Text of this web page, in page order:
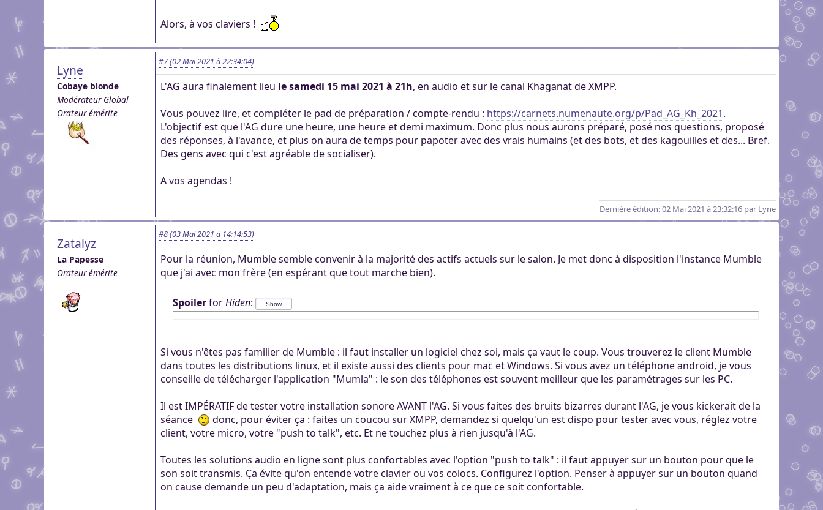
Alors, à vos claviers !
Lyne
Cobaye blonde
Modérateur Global
Orateur émérite
#7(02 Mai 2021 à 22:34:04)
L'AG aura finalement lieu le samedi 15 mai 2021 à 21h, en audio et sur le canal Khaganat de XMPP.
Vous pouvez lire, et compléter le pad de préparation / compte-rendu : https://carnets.numenaute.org/p/Pad_AG_Kh_2021.
L'objectif est que l'AG dure une heure, une heure et demi maximum. Donc plus nous aurons préparé, posé nos questions, proposé
des réponses, à l'avance, et plus on aura de temps pour papoter avec des vrais humains (et des bots, et des kagouilles et des... Bref.
Des gens avec qui c'est agréable de socialiser).
A vos agendas !
Dernière édition: 02 Mai 2021 à 23:32:16 par Lyne
Zatalyz
La Papesse
Orateur émérite
#8(03 Mai 2021 à 14:14:53)
Pour la réunion, Mumble semble convenir à la majorité des actifs actuels sur le salon. Je met donc à disposition l'instance Mumble
que j'ai avec mon frère (en espérant que tout marche bien).
SpoilerforHiden:
Si vous n'êtes pas familier de Mumble : il faut installer un logiciel chez soi, mais ça vaut le coup. Vous trouverez le client Mumble
dans toutes les distributions linux, et il existe aussi des clients pour mac et Windows. Si vous avez un téléphone android, je vous
conseille de télécharger l'application "Mumla" : le son des téléphones est souvent meilleur que les paramétrages sur les PC.
Il est IMPÉRATIF de tester votre installation sonore AVANT l'AG. Si vous faites des bruits bizarres durant l'AG, je vous kickerait de la
séance
donc, pour éviter ça : faites un coucou sur XMPP, demandez si quelqu'un est dispo pour tester avec vous, réglez votre
client, votre micro, votre "push to talk", etc. Et ne touchez plus à rien jusqu'à l'AG.
Toutes les solutions audio en ligne sont plus confortables avec l'option "push to talk" : il faut appuyer sur un bouton pour que le
son soit transmis. Ça évite qu'on entende votre clavier ou vos colocs. Configurez l'option. Penser à appuyer sur un bouton quand
on cause demande un peu d'adaptation, mais ça aide vraiment à ce que ce soit confortable.